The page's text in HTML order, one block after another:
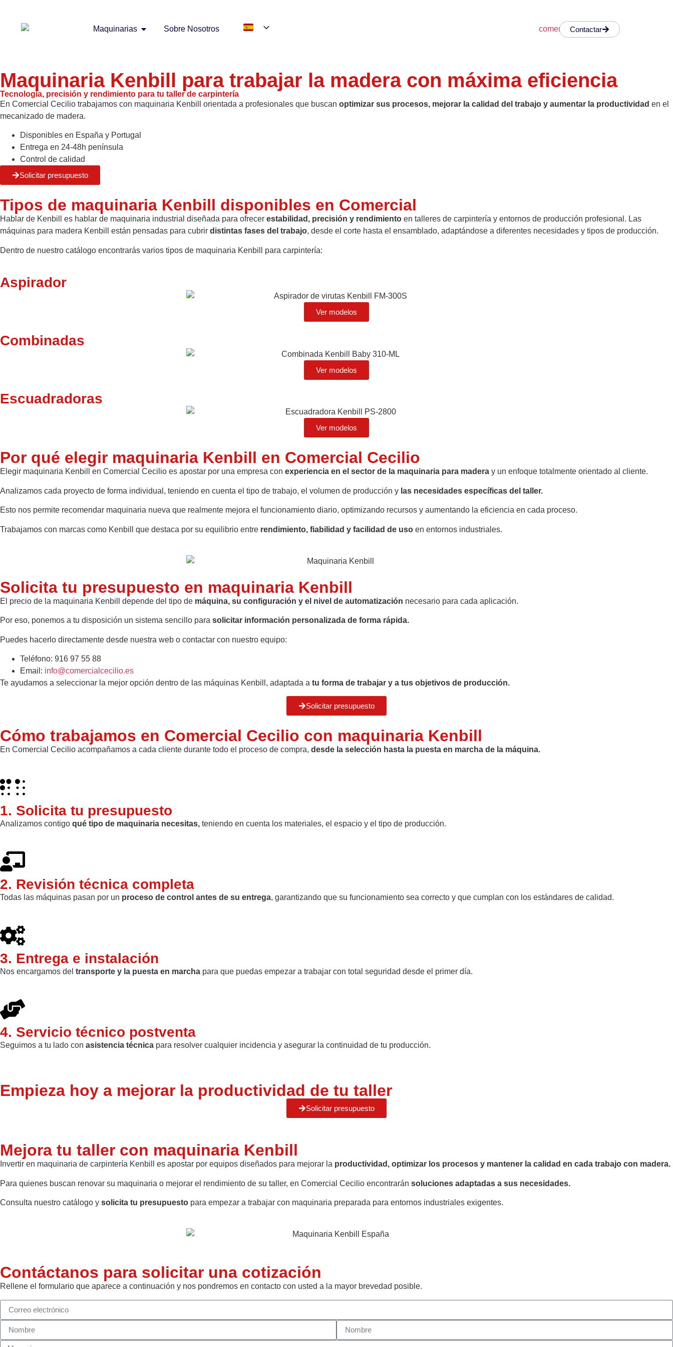
Maquinarias Sobre Nosotros Contactar
Maquinaria Kenbill para trabajar la madera con máxima eficiencia
Tecnología, precisión y rendimiento para tu taller de carpintería
En Comercial Cecilio trabajamos con maquinaria Kenbill orientada a profesionales que buscan optimizar sus procesos, mejorar la calidad del trabajo y aumentar la productividad en el
mecanizado de madera.
Disponibles en España y Portugal
Entrega en 24-48h península
Control de calidad
Solicitar presupuesto
Tipos de maquinaria Kenbill disponibles en Comercial
Hablar de Kenbill es hablar de maquinaria industrial diseñada para ofrecer estabilidad, precisión y rendimiento en talleres de carpintería y entornos de producción profesional. Las
máquinas para madera Kenbill están pensadas para cubrir distintas fases del trabajo, desde el corte hasta el ensamblado, adaptándose a diferentes necesidades y tipos de producción.
Dentro de nuestro catálogo encontrarás varios tipos de maquinaria Kenbill para carpintería:
Aspirador
Ver modelos
Combinadas
Ver modelos
Escuadradoras
Ver modelos
Por qué elegir maquinaria Kenbill en Comercial Cecilio
Elegir maquinaria Kenbill en Comercial Cecilio es apostar por una empresa con experiencia en el sector de la maquinaria para madera y un enfoque totalmente orientado al cliente.
Analizamos cada proyecto de forma individual, teniendo en cuenta el tipo de trabajo, el volumen de producción y las necesidades específicas del taller.
Esto nos permite recomendar maquinaria nueva que realmente mejora el funcionamiento diario, optimizando recursos y aumentando la eficiencia en cada proceso.
Trabajamos con marcas como Kenbill que destaca por su equilibrio entre rendimiento, fiabilidad y facilidad de uso en entornos industriales.
Solicita tu presupuesto en maquinaria Kenbill
El precio de la maquinaria Kenbill depende del tipo de máquina, su configuración y el nivel de automatización necesario para cada aplicación.
Por eso, ponemos a tu disposición un sistema sencillo para solicitar información personalizada de forma rápida.
Puedes hacerlo directamente desde nuestra web o contactar con nuestro equipo:
Teléfono: 916 97 55 88
Email: info@comercialcecilio.es
Te ayudamos a seleccionar la mejor opción dentro de las máquinas Kenbill, adaptada a tu forma de trabajar y a tus objetivos de producción.
Solicitar presupuesto
Cómo trabajamos en Comercial Cecilio con maquinaria Kenbill
En Comercial Cecilio acompañamos a cada cliente durante todo el proceso de compra, desde la selección hasta la puesta en marcha de la máquina.
1. Solicita tu presupuesto
Analizamos contigo qué tipo de maquinaria necesitas, teniendo en cuenta los materiales, el espacio y el tipo de producción.
2. Revisión técnica completa
Todas las máquinas pasan por un proceso de control antes de su entrega, garantizando que su funcionamiento sea correcto y que cumplan con los estándares de calidad.
3. Entrega e instalación
Nos encargamos del transporte y la puesta en marcha para que puedas empezar a trabajar con total seguridad desde el primer día.
4. Servicio técnico postventa
Seguimos a tu lado con asistencia técnica para resolver cualquier incidencia y asegurar la continuidad de tu producción.
Empieza hoy a mejorar la productividad de tu taller
Solicitar presupuesto
Mejora tu taller con maquinaria Kenbill
Invertir en maquinaria de carpintería Kenbill es apostar por equipos diseñados para mejorar la productividad, optimizar los procesos y mantener la calidad en cada trabajo con madera.
Para quienes buscan renovar su maquinaria o mejorar el rendimiento de su taller, en Comercial Cecilio encontrarán soluciones adaptadas a sus necesidades.
Consulta nuestro catálogo y solicita tu presupuesto para empezar a trabajar con maquinaria preparada para entornos industriales exigentes.
Contáctanos para solicitar una cotización
Rellene el formulario que aparece a continuación y nos pondremos en contacto con usted a la mayor brevedad posible.